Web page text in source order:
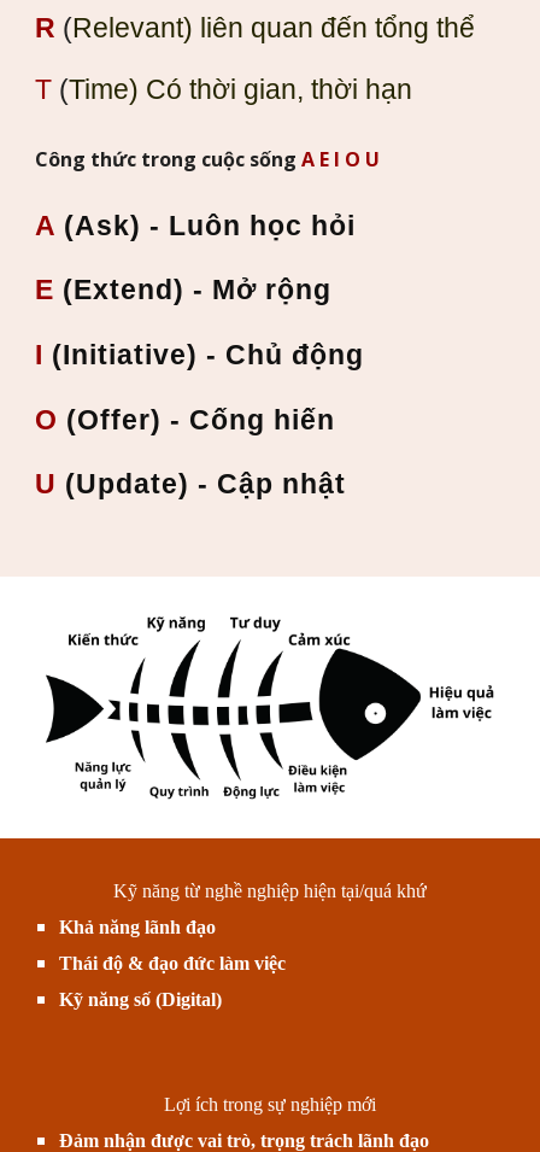
R (Relevant) liên quan đến tổng thể
T (Time) Có thời gian, thời hạn
Công thức trong cuộc sốngA E I O U
A (Ask) - Luôn học hỏi
E (Extend) - Mở rộng
I (Initiative) - Chủ động
O (Offer) - Cống hiến
U (Update) - Cập nhật
Kỹ năng từ nghề nghiệp hiện tại/quá khứ
Khả năng lãnh đạo
Thái độ & đạo đức làm việc
Kỹ năng số (Digital)
Lợi ích trong sự nghiệp mới
Đảm nhận được vai trò, trọng trách lãnh đạo